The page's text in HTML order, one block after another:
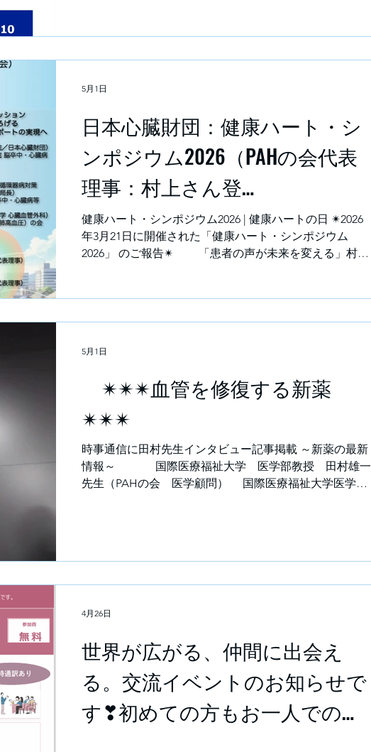
日本心臓財団：健康ハート・シ
ンポジウム2026（PAHの会代表
理事：村上さん登
壇）
健康ハート・シンポジウム2026 | 健康ハートの日 ✴2026
年3月21日に開催された「健康ハート・シンポジウム
2026」 のご報告✴ 「患者の声が未来を変える」村上
の情報提供」など。 2026/3/21に開催された健康ハート・
臓財団のHPで紹介されています💻 健康ハート・シンポジ
5月1日
✴✴✴血管を修復する新薬
✴✴✴
時事通信に田村先生インタビュー記事掲載 ～新薬の最新
情報～ 国際医療福祉大学 医学部教授 田村雄一
先生（PAHの会 医学顧問） 国際医療福祉大学医学部
高血圧症の新しい治療薬について、田村先生のインタビ
に働く“新しいタイプ”の薬で、息切れや生活の質の改善
5月1日
世界が広がる、仲間に出会え
る。交流イベントのお知らせで
す❣初めての方もお一人での参
4月26日